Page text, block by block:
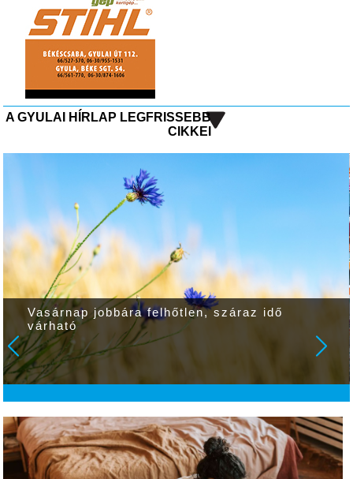
A GYULAI HÍRLAP LEGFRISSEBB
CIKKEI
Vasárnap jobbára felhőtlen, száraz idő
várható